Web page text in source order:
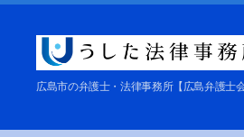
う
広島市の弁護士・法律事務所【広島弁護士会